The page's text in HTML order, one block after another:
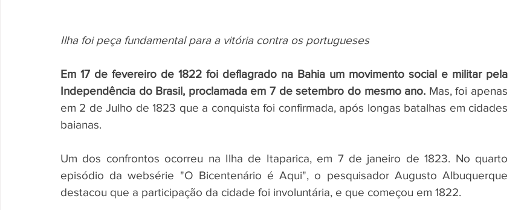
Ilha foi peça fundamental para a vitória contra os portugueses
Em 17 de fevereiro de 1822 foi deflagrado na Bahia um movimento social e militar pela
Independência do Brasil, proclamada em 7 de setembro do mesmo ano. Mas, foi apenas
em 2 de Julho de 1823 que a conquista foi confirmada, após longas batalhas em cidades
baianas.
Um dos confrontos ocorreu na Ilha de Itaparica, em 7 de janeiro de 1823. No quarto
episódio da websérie "O Bicentenário é Aqui", o pesquisador Augusto Albuquerque
destacou que a participação da cidade foi involuntária, e que começou em 1822.